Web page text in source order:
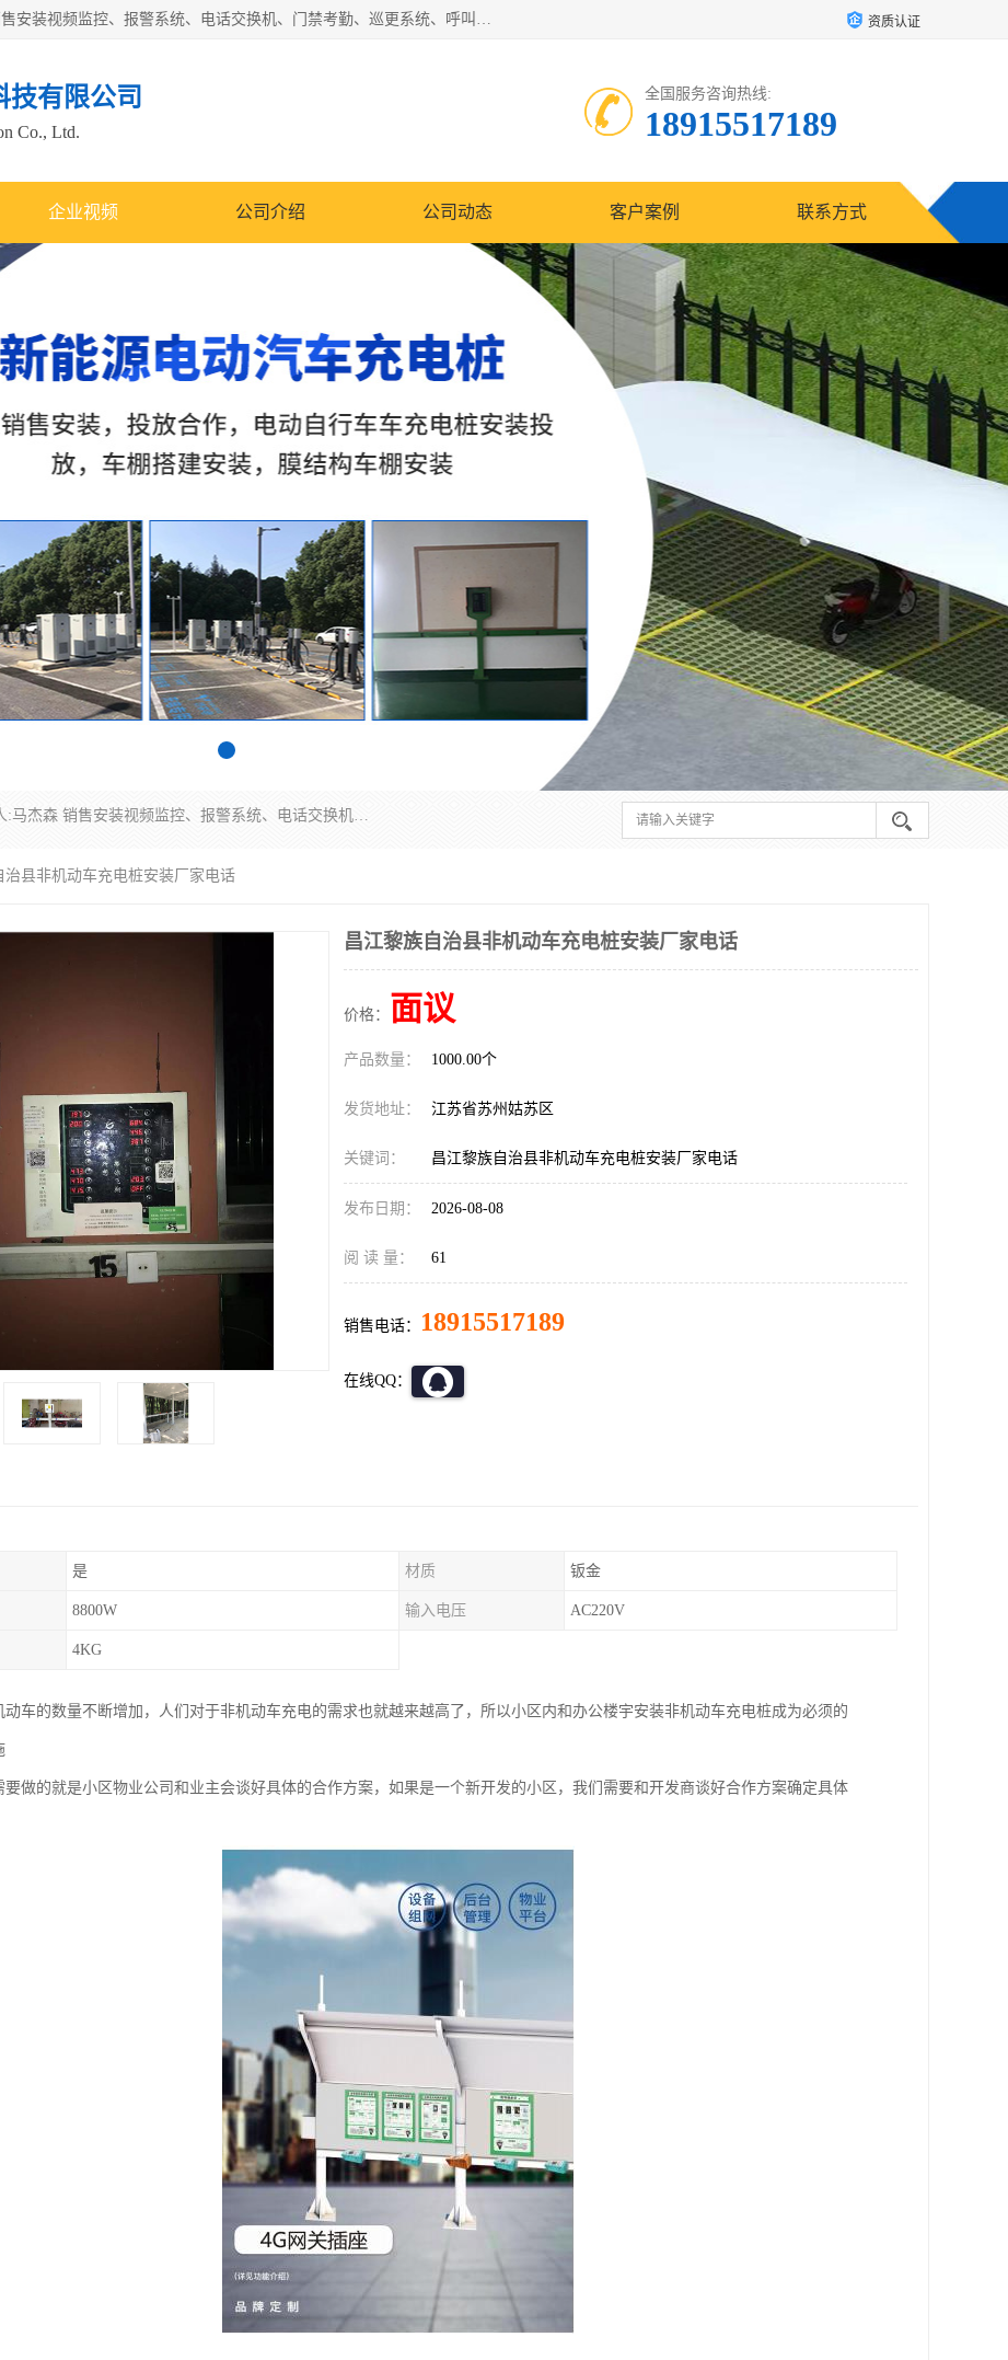
苏州迈凯隆系统集成科技有限公司电话: 联系人:马杰森 销售安装视频监控、报警系统、电话交换机、门禁考勤、巡更系统、呼叫对讲系统、停车场道闸、智能家居、广播系统、综合布线、办公设备、电子商务软件、网络工程、酒店门锁系列 系统集成、VOD视频点播、LED显示屏、节能产品、USP电源、收银机等弱电及智能化项目。 资质认证
技有限公司
Co., Ltd.
全国服务咨询热线:
18915517189
企业视频 公司介绍 公司动态 客户案例 联系方式
苏州迈凯隆系统集成科技有限公司电话: 联系人:马杰森 销售安装视频监控、报警系统、电话交换机、门禁考勤、巡更系统、呼叫对讲系统、停车场道闸、智能家居、广播系统、综合布线、办公设备、电子商务软件、网络工程、酒店门锁系列 系统集成、VOD视频点播、LED显示屏、节能产品、USP电源、收银机等弱电及智能化项目。
治县非机动车充电桩安装厂家电话
昌江黎族自治县非机动车充电桩安装厂家电话
价格： 面议
产品数量： 1000.00个
发货地址： 江苏省苏州姑苏区
关键词： 昌江黎族自治县非机动车充电桩安装厂家电话
发布日期： 2026-08-08
阅 读 量： 61
销售电话： 18915517189
在线QQ：
是 材质 钣金
8800W 输入电压 AC220V
4KG
动车的数量不断增加，人们对于非机动车充电的需求也就越来越高了，所以小区内和办公楼宇安装非机动车充电桩成为必须的
要做的就是小区物业公司和业主会谈好具体的合作方案，如果是一个新开发的小区，我们需要和开发商谈好合作方案确定具体